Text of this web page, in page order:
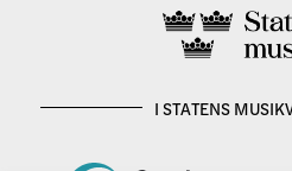
I STATENS